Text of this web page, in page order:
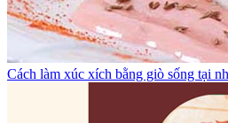
Cách làm xúc xích bằng giò sống tại